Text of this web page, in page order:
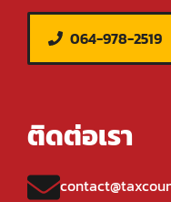
064-978-2519
ติดต่อเรา